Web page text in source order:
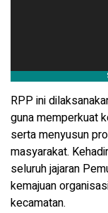
‎RPP ini
guna memperkuat
serta menyusun
masyarakat.
seluruh jajaran
kemajuan
kecamatan.